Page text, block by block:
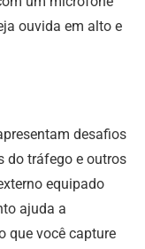
ouvida em alto e
desafios
do tráfego e outros
equipado
ajuda a
que você capture